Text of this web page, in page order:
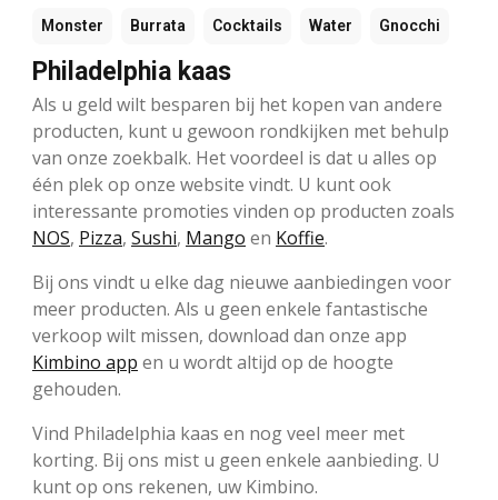
Monster Burrata Cocktails Water Gnocchi
Philadelphia kaas
Als u geld wilt besparen bij het kopen van andere
producten, kunt u gewoon rondkijken met behulp
van onze zoekbalk. Het voordeel is dat u alles op
één plek op onze website vindt. U kunt ook
interessante promoties vinden op producten zoals
NOS, Pizza, Sushi, Mango en Koffie.
Bij ons vindt u elke dag nieuwe aanbiedingen voor
meer producten. Als u geen enkele fantastische
verkoop wilt missen, download dan onze app
Kimbino app en u wordt altijd op de hoogte
gehouden.
Vind Philadelphia kaas en nog veel meer met
korting. Bij ons mist u geen enkele aanbieding. U
kunt op ons rekenen, uw Kimbino.